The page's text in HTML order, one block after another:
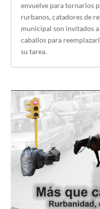
envuelve para tornarlos
rurbanos, catadores de
municipal son invitados
caballos para
su tarea.